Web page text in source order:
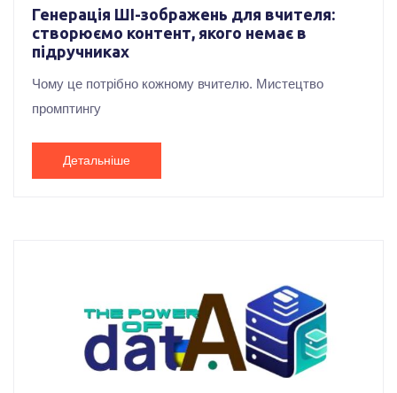
Генерація ШІ-зображень для вчителя:
створюємо контент, якого немає в
підручниках
Чому це потрібно кожному вчителю. Мистецтво
промптингу
Детальніше